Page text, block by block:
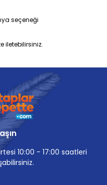
seçeneği
iletebilirsiniz.
10:00 - 17:00 saatleri